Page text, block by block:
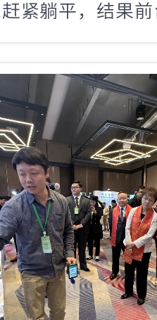
紧躺平，结果
研数据，传统
分钟左右，如果
几分钟甚至半
到底能把这件事
秒。